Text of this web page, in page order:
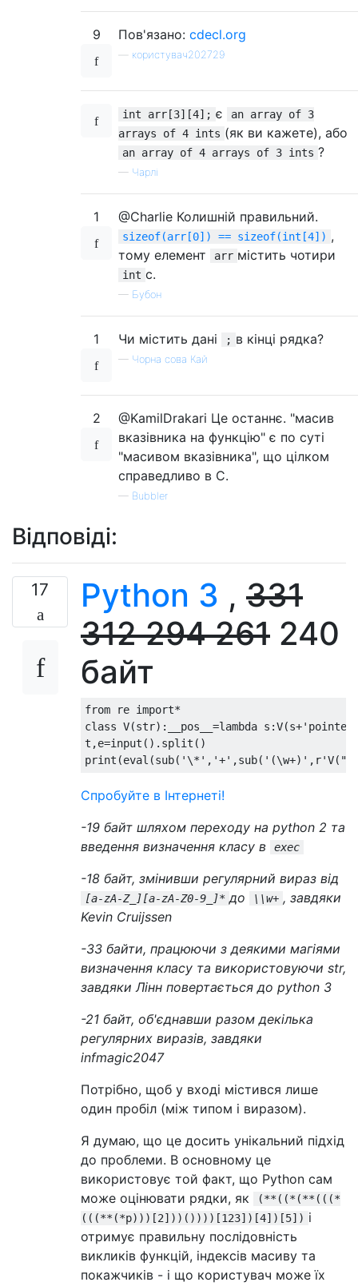
9 Пов'язано: cdecl.org
користувач202729
int arr[3][4]; є
an array of 3
arrays of 4 ints (як ви кажете), або
an array of 4 arrays of 3 ints ?
— Чарлі
1 @Charlie Колишній правильний.
sizeof(arr[0]) == sizeof(int[4]) ,
тому елемент
arr містить чотири
int с.
— Бубон
1 Чи містить дані ; в кінці рядка?
— Чорна сова Кай
2
@KamilDrakari Це останнє. "масив
вказівника на функцію" є по суті
"масивом вказівника", що цілком
справедливо в C.
— Bubbler
Відповіді:
17 Python 3 , 331
312 294 261 240
байт
from re import*
class V(str): __pos__ =lambda s :V(s+
t ,e=input (). split ()
print (eval (sub( '\*' , '+' ,sub( '(\w+)' , r
Спробуйте в Інтернеті!
-19 байт шляхом переходу на python 2 та
введення визначення класу в
exec
-18 байт, змінивши регулярний вираз від
[a-zA-Z_][a-zA-Z0-9_]* до \\w+ , завдяки
Kevin Cruijssen
-33 байти, працюючи з деякими магіями
визначення класу та використовуючи str,
завдяки Лінн повертається до python 3
-21 байт, об'єднавши разом декілька
регулярних виразів, завдяки
infmagic2047
Потрібно, щоб у вході містився лише
один пробіл (між типом і виразом).
Я думаю, що це досить унікальний підхід
до проблеми. В основному це
використовує той факт, що Python сам
може оцінювати рядки, як
(**((*(**(((*
(((**(*p)))[2]))())))[123])[4])[5]) і
отримує правильну послідовність
викликів функцій, індексів масиву та
покажчиків - і що користувач може їх